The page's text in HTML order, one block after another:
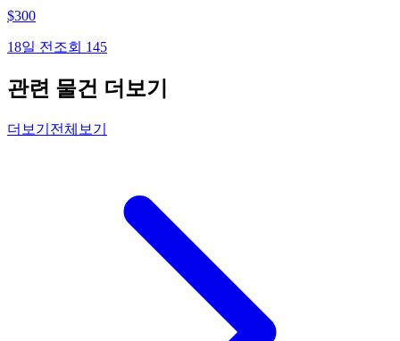
$300
18일 전 조회 145
관련 물건 더보기
더보기 전체보기